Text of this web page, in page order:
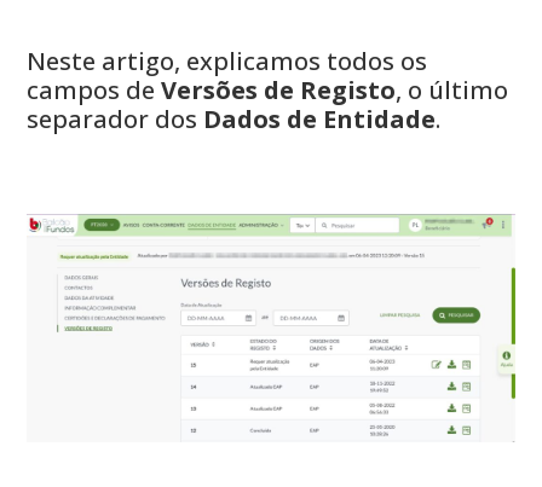
Neste artigo, explicamos todos os
campos deVersões de Registo, o último
separador dos Dados de Entidade.